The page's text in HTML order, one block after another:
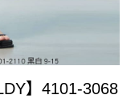
】4101-3068